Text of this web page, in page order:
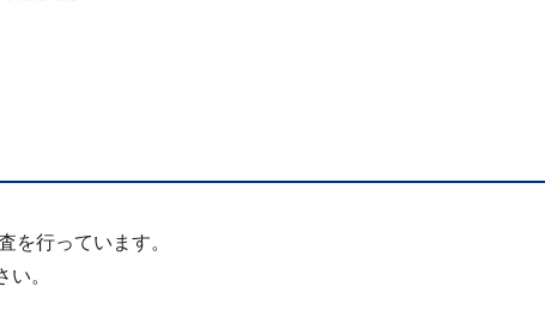
を行っています。
。